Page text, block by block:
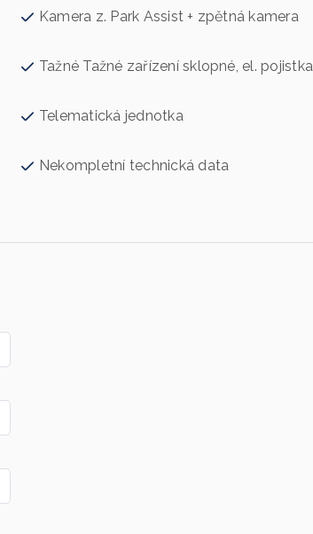
Kamera z. Park Assist + zpětná kamera
Tažné Tažné zařízení sklopné, el. pojistka
Telematická jednotka
Nekompletní technická data